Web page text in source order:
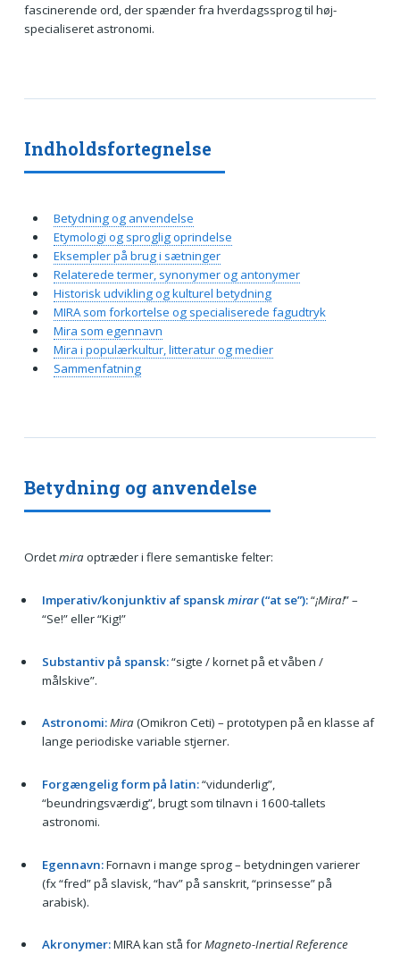
fascinerende ord, der spænder fra hverdagssprog til høj­
specialiseret astronomi.
Betydning og anvendelse
Ordetmiraoptræder i flere semantiske felter:
Imperativ/konjunktiv af spanskmirar(“at se”):“¡Mira!” –
“Se!” eller “Kig!”
Substantiv på spansk:“sigte / kornet på et våben /
målskive”.
Astronomi:Mira(Omikron Ceti) – prototypen på en klasse af
lange periodiske variable stjerner.
Forgængelig form på latin:“vidunderlig”,
“beundringsværdig”, brugt som tilnavn i 1600-tallets
astronomi.
Egennavn:Fornavn i mange sprog – betydningen varierer
(fx “fred” på slavisk, “hav” på sanskrit, “prinsesse” på
arabisk).
Akronymer:MIRA kan stå forMagneto-Inertial Reference
Indholdsfortegnelse
Betydning og anvendelse
Etymologi og sproglig oprindelse
Eksempler på brug i sætninger
Relaterede termer, synonymer og antonymer
Historisk udvikling og kulturel betydning
MIRA som forkortelse og specialiserede fagudtryk
Mira som egennavn
Mira i populærkultur, litteratur og medier
Sammenfatning